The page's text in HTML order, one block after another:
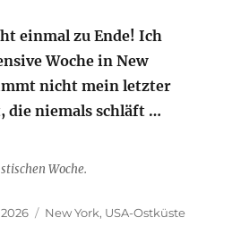
einmal zu Ende! Ich
Woche in New
nicht mein letzter
die niemals schläft …
Woche.
Kategorien
New York, USA-Ostküste